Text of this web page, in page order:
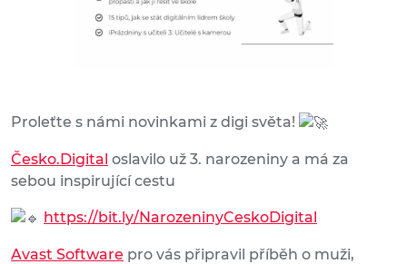
Proleťte s námi novinkami z digi světa!
Česko.Digital oslavilo už 3. narozeniny a má za
sebou inspirující cestu
https://bit.ly/NarozeninyCeskoDigital
Avast Software pro vás připravil příběh o muži,